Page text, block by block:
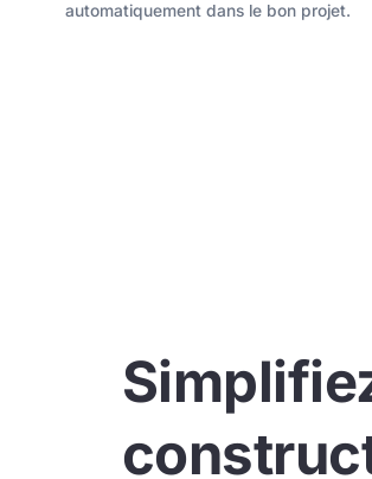
automatiquement dans le bon projet.